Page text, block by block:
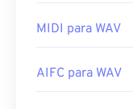
programas como
reproduzir
MIDI para WAV
AIFC para WAV